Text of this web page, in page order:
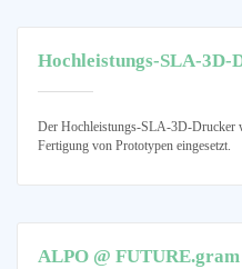
Hochleistungs-SLA-3D-
Der Hochleistungs-SLA-3D-Drucker
Fertigung von Prototypen eingesetzt.
ALPO @ FUTURE.gram